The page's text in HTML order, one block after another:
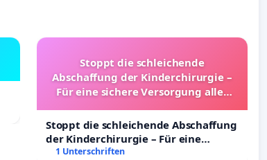
Stoppt die schleichende
Abschaffung der Kinderchirurgie –
Für eine sichere Versorgung aller
Stoppt die schleichende Abschaffung
der Kinderchirurgie – Für eine
sichere Versorgung aller Kinder in
1 Unterschriften